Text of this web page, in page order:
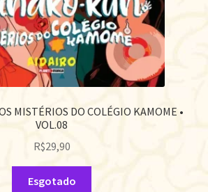
MISTÉRIOS DO COLÉGIO KAMOME •
VOL.08
R$29,90
Esgotado